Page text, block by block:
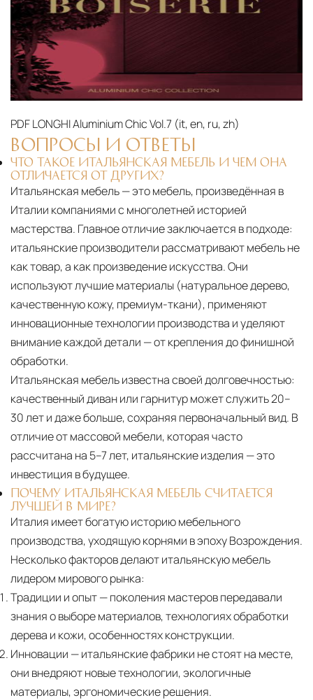
PDFLONGHI Aluminium Chic Vol.7 (it, en, ru, zh)‎
ВОПРОСЫ И ОТВЕТЫ
ЧТО ТАКОЕ ИТАЛЬЯНСКАЯ МЕБЕЛЬ И ЧЕМ ОНА
ОТЛИЧАЕТСЯ ОТ ДРУГИХ?
Итальянская мебель — это мебель, произведённая в
Италии компаниями с многолетней историей
мастерства. Главное отличие заключается в подходе:
итальянские производители рассматривают мебель не
как товар, а как произведение искусства. Они
используют лучшие материалы (натуральное дерево,
качественную кожу, премиум-ткани), применяют
инновационные технологии производства и уделяют
внимание каждой детали — от крепления до финишной
обработки.
Итальянская мебель известна своей долговечностью:
качественный диван или гарнитур может служить 20–
30 лет и даже больше, сохраняя первоначальный вид. В
отличие от массовой мебели, которая часто
рассчитана на 5–7 лет, итальянские изделия — это
инвестиция в будущее.
ПОЧЕМУ ИТАЛЬЯНСКАЯ МЕБЕЛЬ СЧИТАЕТСЯ
ЛУЧШЕЙ В МИРЕ?
Италия имеет богатую историю мебельного
производства, уходящую корнями в эпоху Возрождения.
Несколько факторов делают итальянскую мебель
лидером мирового рынка:
Традиции и опыт— поколения мастеров передавали
знания о выборе материалов, технологиях обработки
дерева и кожи, особенностях конструкции.
Инновации — итальянские фабрики не стоят на месте,
они внедряют новые технологии, экологичные
материалы, эргономические решения.